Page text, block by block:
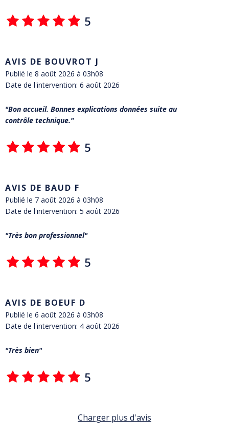
5
AVIS DE BOUVROT J
Publié le 8 août 2026 à 03h08
Date de l'intervention: 6 août 2026
Bon accueil. Bonnes explications données suite au
contrôle technique.
5
AVIS DE BAUD F
Publié le 7 août 2026 à 03h08
Date de l'intervention: 5 août 2026
Très bon professionnel
5
AVIS DE BOEUF D
Publié le 6 août 2026 à 03h08
Date de l'intervention: 4 août 2026
Très bien
5
Charger plus d'avis